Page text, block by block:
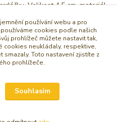
Velikost 4,5 cm, materiál
používání webu a pro
cookies podle našich
prohlížeč můžete nastavit tak,
cookies neukládaly, respektive,
smazaly. Toto nastavení zjistíte z
prohlížeče.
Souhlasím